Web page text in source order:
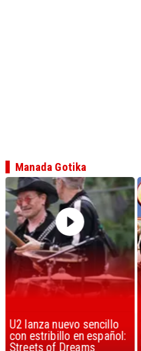
U2 lanza nuevo sencillo
con estribillo en español:
Streets of Dreams
Manada Gotika